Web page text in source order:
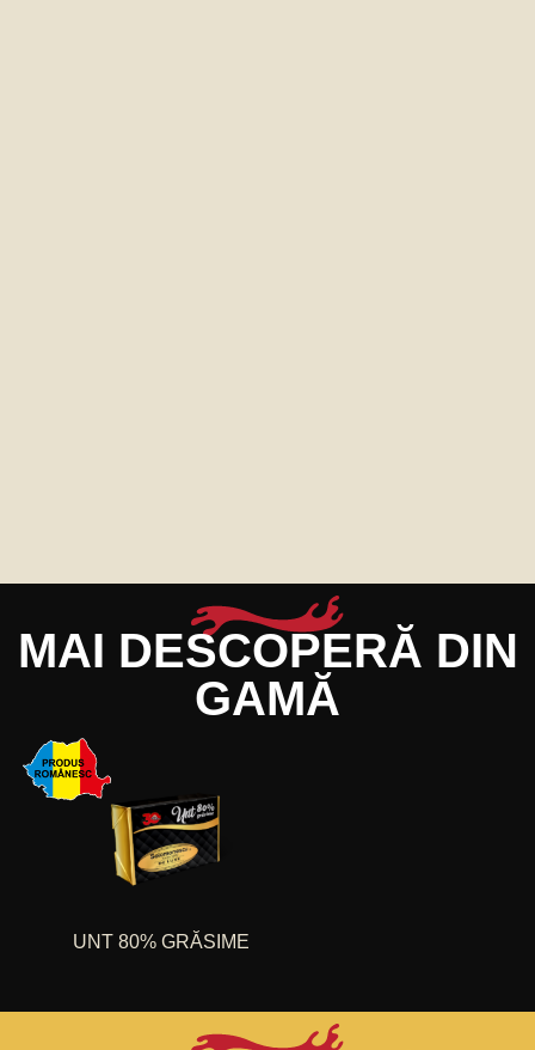
MAI DESCOPERĂ DIN
GAMĂ
UNT 80% GRĂSIME